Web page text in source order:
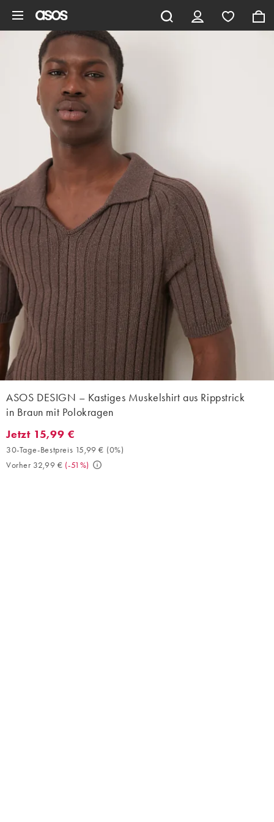
ASOS DESIGN – Kastiges Muskelshirt aus Rippstrick
in Braun mit Polokragen
Jetzt 15,99 €. 30-Tage-Bestpreis 15,99 € (0%). Vorher 32,99 €.
Jetzt 15,99 €
30-Tage-Bestpreis 15,99 € (0%)
Vorher 32,99 € (-51%)